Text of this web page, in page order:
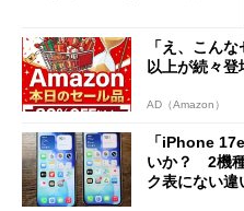
「え、こん
以上が続々
AD（Amazon）
「iPhone
いか？ 2機
ク表にない違